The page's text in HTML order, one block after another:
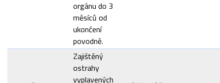
orgánu do 3
měsíců od
ukončení
povodně.
Zajištěný
ostrahy
vyplavených